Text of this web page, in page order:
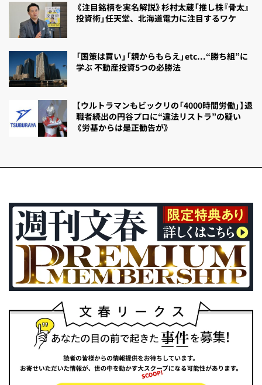
《注目銘柄を実名解説》杉村太蔵「推し株『骨太』
投資術」任天堂、北海道電力に注目するワケ
「国策は買い」「親からもらえ」etc...“勝ち組”に
学ぶ 不動産投資5つの必勝法
【ウルトラマンもビックリの「4000時間労働」】退
職者続出の円谷プロに“違法リストラ”の疑い
《労基からは是正勧告が》